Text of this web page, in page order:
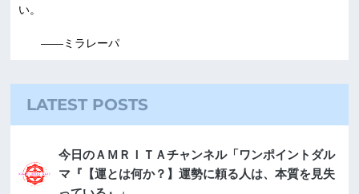
い。
――ミラレーパ
LATEST POSTS
今日のＡＭＲＩＴＡチャンネル「ワンポイントダル
マ『【運とは何か？】運勢に頼る人は、本質を見失